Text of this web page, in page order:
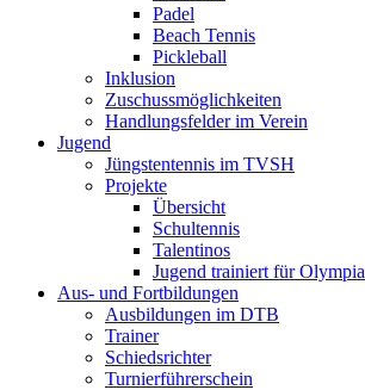
Padel
Beach Tennis
Pickleball
Inklusion
Zuschussmöglichkeiten
Handlungsfelder im Verein
Jugend
Jüngstentennis im TVSH
Projekte
Übersicht
Schultennis
Talentinos
Jugend trainiert für Olympia
Aus- und Fortbildungen
Ausbildungen im DTB
Trainer
Schiedsrichter
Turnierführerschein